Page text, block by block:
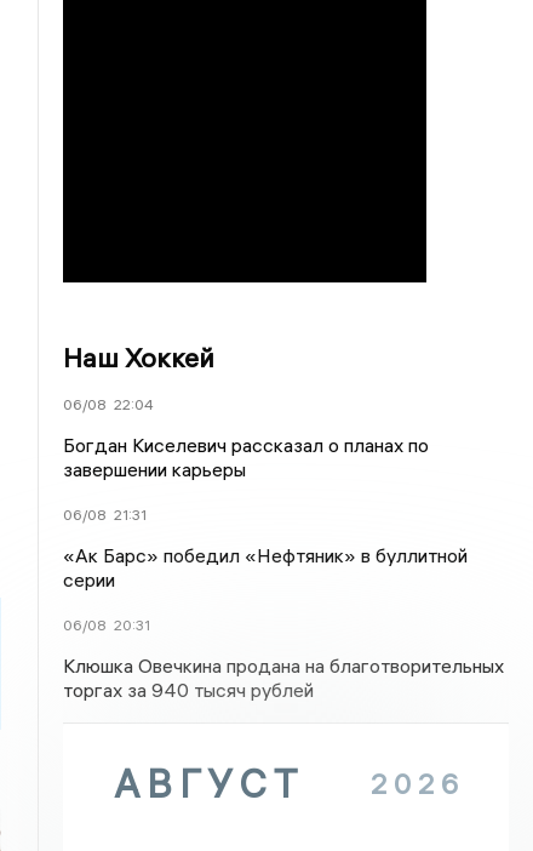
Наш Хоккей
06/08 22:04
Богдан Киселевич рассказал о планах по
завершении карьеры
06/08 21:31
«Ак Барс» победил «Нефтяник» в буллитной
серии
06/08 20:31
Клюшка Овечкина продана на благотворительных
торгах за 940 тысяч рублей
АВГУСТ 2026